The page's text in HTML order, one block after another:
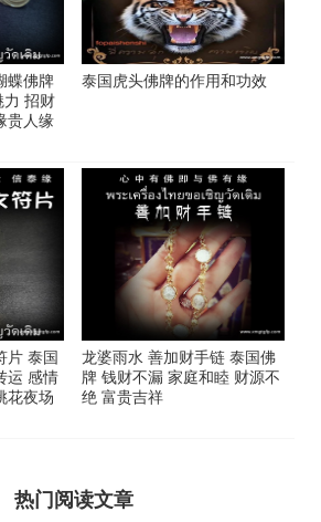
蝶佛牌
力 招财
贵人缘
泰国虎头佛牌的作用和功效
片 泰国
运 感情
花夜场
龙婆雨水 善加财手链 泰国佛
牌 钱财不漏 家庭和睦 财源不
绝 富贵吉祥
热门阅读文章